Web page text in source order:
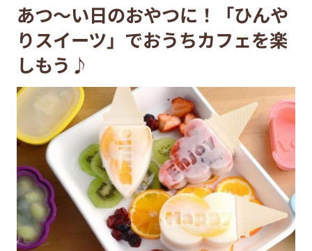
あつ～い日のおやつに！「ひんや
りスイーツ」でおうちカフェを楽
しもう♪